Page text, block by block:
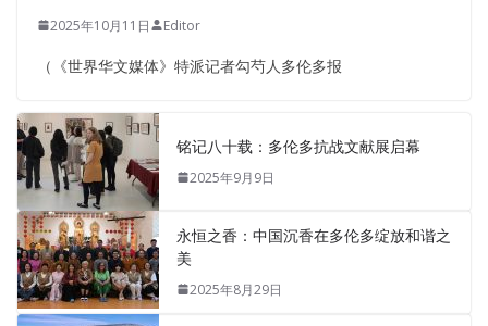
2025年10月11日 Editor
（《世界华文媒体》特派记者勾芍人多伦多报
铭记八十载：多伦多抗战文献展启幕
2025年9月9日
永恒之香：中国沉香在多伦多绽放和谐之
美
2025年8月29日